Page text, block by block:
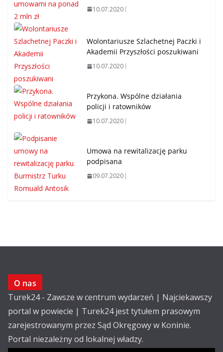
10.07.2020
Wolontariusze Szlachetnej Paczki i
Akademii Przyszłości poszukiwani
10.07.2020
Przykona. Wspólne działania
policji i ratowników
10.07.2020
Umowa na rewitalizację parku
podpisana
09.07.2020
O nas
Turek24 - Zawsze w centrum wydarzeń | Najciekawszy
portal w powiecie | Turek24 jest tytułem prasowym
zarejestrowanym przez Sąd Okręgowy w Koninie.
Portal niezależny od lokalnej władzy.